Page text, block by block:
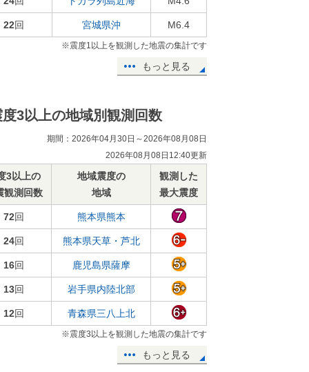
22回 宮城県沖 M6.4
※震度1以上を観測した地震の集計です
もっと見る
度3以上の地域別観測回数
期間：2026年04月30日～2026年08月08日
2026年08月08日12:40更新
3以上の
観測回数
地域震度の
地域
観測した
最大震度
72回 熊本県熊本
24回 熊本県天草・芦北
16回 鹿児島県薩摩
13回 岩手県内陸北部
12回 青森県三八上北
※震度3以上を観測した地震の集計です
もっと見る